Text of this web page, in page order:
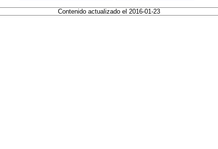
Contenido actualizado el 2016-01-23